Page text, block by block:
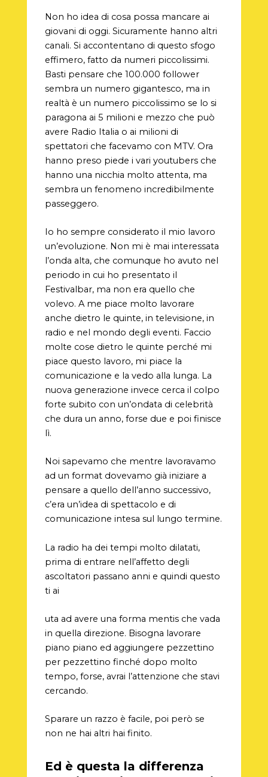
Non ho idea di cosa possa mancare ai
giovani di oggi. Sicuramente hanno altri
canali. Si accontentano di questo sfogo
effimero, fatto da numeri piccolissimi.
Basti pensare che 100.000 follower
sembra un numero gigantesco, ma in
realtà è un numero piccolissimo se lo si
paragona ai 5 milioni e mezzo che può
avere Radio Italia o ai milioni di
spettatori che facevamo con MTV. Ora
hanno preso piede i vari youtubers che
hanno una nicchia molto attenta, ma
sembra un fenomeno incredibilmente
passeggero.
Io ho sempre considerato il mio lavoro
un’evoluzione. Non mi è mai interessata
l’onda alta, che comunque ho avuto nel
periodo in cui ho presentato il
Festivalbar, ma non era quello che
volevo. A me piace molto lavorare
anche dietro le quinte, in televisione, in
radio e nel mondo degli eventi. Faccio
molte cose dietro le quinte perché mi
piace questo lavoro, mi piace la
comunicazione e la vedo alla lunga. La
nuova generazione invece cerca il colpo
forte subito con un’ondata di celebrità
che dura un anno, forse due e poi finisce
lì.
Noi sapevamo che mentre lavoravamo
ad un format dovevamo già iniziare a
pensare a quello dell’anno successivo,
c’era un’idea di spettacolo e di
comunicazione intesa sul lungo termine.
La radio ha dei tempi molto dilatati,
prima di entrare nell’affetto degli
ascoltatori passano anni e quindi questo
ti ai
uta ad avere una forma mentis che vada
in quella direzione. Bisogna lavorare
piano piano ed aggiungere pezzettino
per pezzettino finché dopo molto
tempo, forse, avrai l’attenzione che stavi
cercando.
Sparare un razzo è facile, poi però se
non ne hai altri hai finito.
Ed è questa la differenza